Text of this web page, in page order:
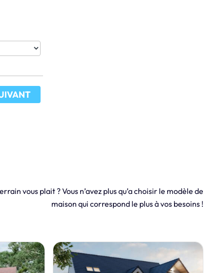
vous plait ? Vous n’avez plus qu’a choisir le modèle de
maison qui correspond le plus à vos besoins !